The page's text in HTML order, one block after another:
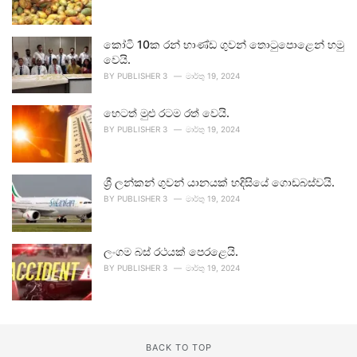
කෝටි 10ක රන් භාණ්ඩ ගුවන් තොටුපොළෙන් හමු
වෙයි.
BY PUBLISHER 3 මාර්තු 19, 2024
හෙටත් මුළු රටම රත් වෙයි.
BY PUBLISHER 3 මාර්තු 19, 2024
ශ්‍රී ලන්කන් ගුවන් යානයක් හදිසියේ ගොඩබස්වයි.
BY PUBLISHER 3 මාර්තු 19, 2024
ලංගම බස් රථයක් පෙරළෙයි.
BY PUBLISHER 3 මාර්තු 19, 2024
BACK TO TOP